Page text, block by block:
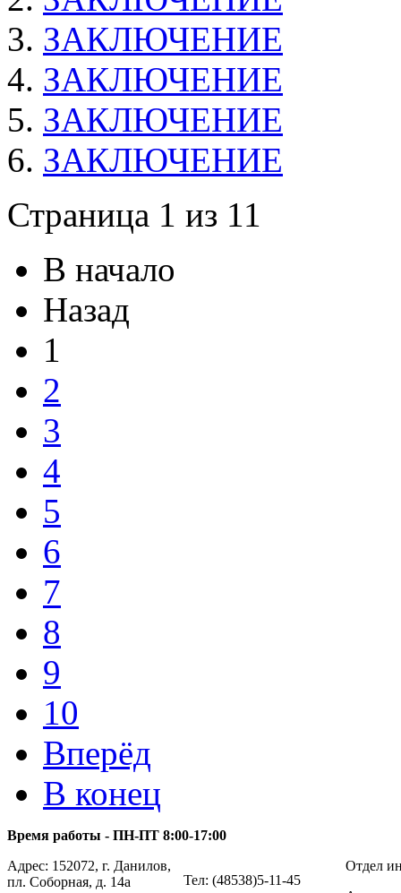
ЗАКЛЮЧЕНИЕ
ЗАКЛЮЧЕНИЕ
ЗАКЛЮЧЕНИЕ
ЗАКЛЮЧЕНИЕ
Страница 1 из 11
В начало
Назад
1
2
3
4
5
6
7
8
9
10
Вперёд
В конец
Время работы - ПН-ПТ 8:00-17:00
Адрес: 152072, г. Данилов,
пл. Соборная, д. 14а
Тел: (48538)5-11-45
Отдел